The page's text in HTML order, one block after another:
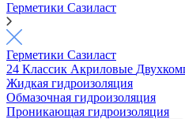
Герметики Сазиласт
Герметики Сазиласт
24 Классик Акриловые
Жидкая гидроизоляция
Обмазочная гидроизоляция
Проникающая гидроизоляция